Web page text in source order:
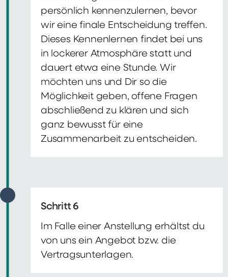
persönlich kennenzulernen, bevor
wir eine finale Entscheidung treffen.
Dieses Kennenlernen findet bei uns
in lockerer Atmosphäre statt und
dauert etwa eine Stunde. Wir
möchten uns und Dir so die
Möglichkeit geben, offene Fragen
abschließend zu klären und sich
ganz bewusst für eine
Zusammenarbeit zu entscheiden.
Schritt 6
Im Falle einer Anstellung erhältst du
von uns ein Angebot bzw. die
Vertragsunterlagen.